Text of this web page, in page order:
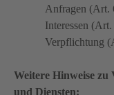
Anfragen (Art.
Interessen
Verpflichtung
Weitere Hinweise zu
und Diensten: